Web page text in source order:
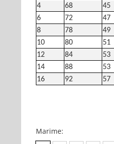
4
68 45
6
72 47
8
78 49
10
80 51
12
84 53
14
88 53
16
92 57
Marime: